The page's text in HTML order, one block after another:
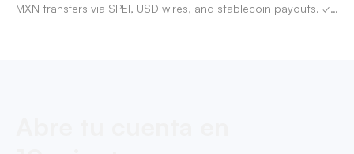
MXN transfers via SPEI, USD wires, and stablecoin payouts. ✓